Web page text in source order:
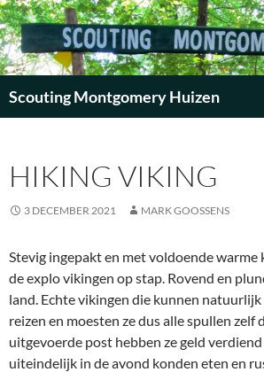
Scouting Montgomery Huizen
INHOUD
HIKING VIKING
3 DECEMBER 2021 MARK GOOSSENS
Stevig ingepakt en met voldoende warme
de explo vikingen op stap. Rovend en
land. Echte vikingen die kunnen
reizen en moesten ze dus alle spullen zelf
uitgevoerde post hebben ze geld
uiteindelijk in de avond konden eten en